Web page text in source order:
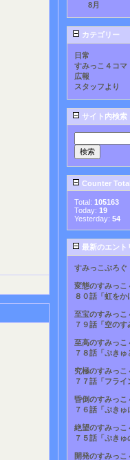
8月
カテゴリー
日常
すみっこ４コマ
広報
スタッフより
サイト内検索
Counter
Total: 105163
Today: 19
Yesterday: 54
最新のエント
すみっこぶろぐ
変態のすみっこ
８０話「虹をか
至宝のすみっこ
７９話「空のす
至高のすみっこ
７８話「ぷきゅ
究極のすみっこ
７７話「フライ
昏倒のすみっこ
７６話「ぷきゅ
絶望のすみっこ
７５話「ぷきゅ
開発のすみっ